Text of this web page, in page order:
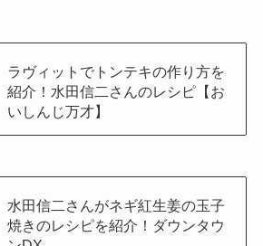
ラヴィットでトンテキの作り方を
紹介！水田信二さんのレシピ【お
いしんじ万才】
水田信二さんがネギ紅生姜の玉子
焼きのレシピを紹介！ダウンタウ